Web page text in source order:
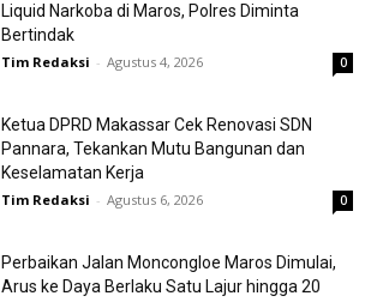
Liquid Narkoba di Maros, Polres Diminta
Bertindak
Tim Redaksi - Agustus 4, 2026 0
Ketua DPRD Makassar Cek Renovasi SDN
Pannara, Tekankan Mutu Bangunan dan
Keselamatan Kerja
Tim Redaksi - Agustus 6, 2026 0
Perbaikan Jalan Moncongloe Maros Dimulai,
Arus ke Daya Berlaku Satu Lajur hingga 20